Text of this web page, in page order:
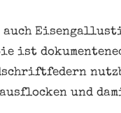
ist
und